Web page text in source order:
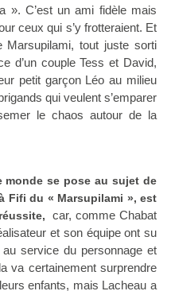
». C’est un ami fidèle mais
ceux qui s’y frotteraient. Et
Marsupilami, tout juste sorti
d’un couple Tess et David,
petit garçon Léo au milieu
qui veulent s’emparer
le chaos autour de la
se pose au sujet de
Fifi du « Marsupilami », est
car, comme Chabat
et son équipe ont su
service du personnage et
va certainement surprendre
enfants, mais Lacheau a